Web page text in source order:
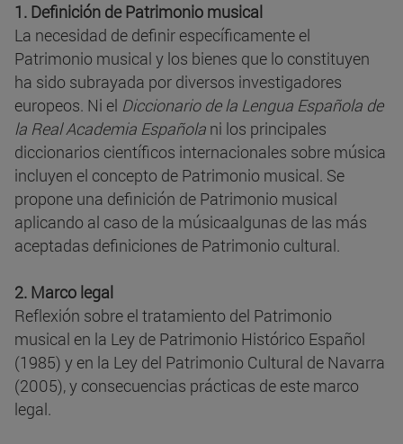
1. Definición de Patrimonio musical
La necesidad de definir específicamente el
Patrimonio musical y los bienes que lo constituyen
ha sido subrayada por diversos investigadores
europeos. Ni el Diccionario de la Lengua Española de
la Real Academia Española ni los principales
diccionarios científicos internacionales sobre música
incluyen el concepto de Patrimonio musical. Se
propone una definición de Patrimonio musical
aplicando al caso de la músicaalgunas de las más
aceptadas definiciones de Patrimonio cultural.
2. Marco legal
Reflexión sobre el tratamiento del Patrimonio
musical en la Ley de Patrimonio Histórico Español
(1985) y en la Ley del Patrimonio Cultural de Navarra
(2005), y consecuencias prácticas de este marco
legal.